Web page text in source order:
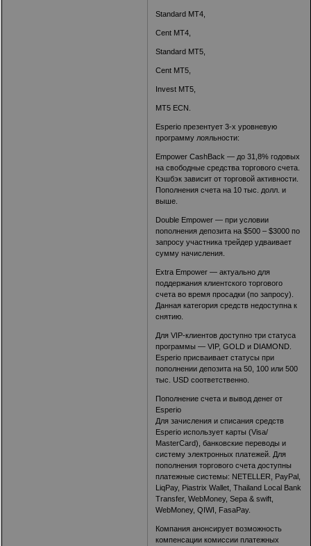
Standard MT4,
Cent MT4,
Standard MT5,
Cent MT5,
Invest MT5,
MT5 ECN.
Esperio презентует 3-х уровневую
программу лояльности:
Empower CashBack — до 31,8% годовых
на свободные средства торгового счета.
Кэшбэк зависит от торговой активности.
Пополнения счета на 10 тыс. долл. и
выше.
Double Empower — при условии
пополнения депозита на $500 – $3000 по
запросу участника трейдер удваивает
сумму начисления.
Extra Empower — актуально для
поддержания клиентского торгового
счета во время просадки (по запросу).
Данная категория средств недоступна к
снятию.
Для VIP-клиентов доступно три статуса
программы — VIP, GOLD и DIAMOND.
Esperio присваивает статусы при
пополнении депозита на 50, 100 или 500
тыс. USD соответственно.
Пополнение счета и вывод денег от
Esperio
Для зачисления и списания средств
Esperio использует карты (Visa/
MasterCard), банковские переводы и
систему электронных платежей. Для
пополнения торгового счета доступны
платежные системы: NETELLER, PayPal,
LiqPay, Piastrix Wallet, Thailand Local Bank
Transfer, WebMoney, Sepa & swift,
WebMoney, QIWI, FasaPay.
Компания анонсирует возможность
компенсации комиссии платежных